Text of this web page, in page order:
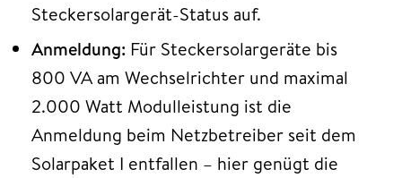
Steckersolargerät-Status auf.
Anmeldung: Für Steckersolargeräte bis
800 VA am Wechselrichter und maximal
2.000 Watt Modulleistung ist die
Anmeldung beim Netzbetreiber seit dem
Solarpaket I entfallen – hier genügt die